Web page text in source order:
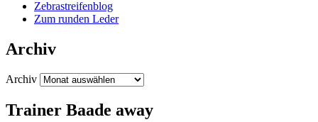
Zebrastreifenblog
Zum runden Leder
Archiv
Archiv
Trainer Baade away